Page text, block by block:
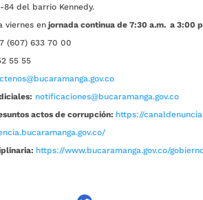
84 del barrio Kennedy.
viernes en jornada continua de 7:30 a.m. a 3:00
(607) 633 70 00
55 55
notificaciones@bucaramanga.gov.co
actos de corrupción: https://
https://www.bucaramanga.gov.co/